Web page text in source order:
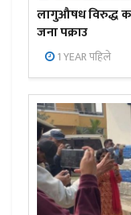
लागुऔषध विरुद्ध
जना पक्राउ
1 YEAR पहिले